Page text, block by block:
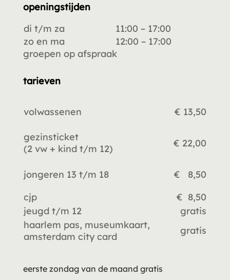
openingstijden
di t/m za
11:00 – 17:00
zo en ma
12:00 – 17:00
groepen op afspraak
tarieven
volwassenen € 13,50
gezinsticket
(2 vw + kind t/m 12) € 22,00
jongeren 13 t/m 18
€ 8,50
cjp
€ 8,50
jeugd t/m 12
gratis
haarlem pas, museumkaart,
amsterdam city card
gratis
eerste zondag van de maand gratis